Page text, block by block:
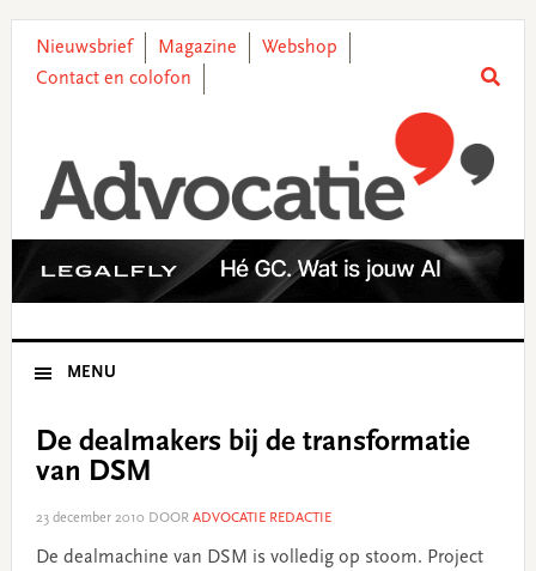
primary
main
primary
footer
Nieuwsbrief Magazine
Webshop
Contact en colofon
MENU
De dealmakers bij de transformatie
van DSM
23 december 2010 DOOR ADVOCATIE REDACTIE
De dealmachine van DSM is volledig op stoom. Project